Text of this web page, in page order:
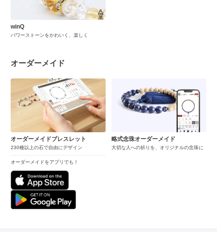
winQ
パワーストーンをかわいく、楽しく
オーダーメイド
オーダーメイドブレスレット
230種以上の石で自由にデザイン
オーダーメイドをアプリでも！
略式念珠オーダーメイド
大切な人への祈りを、オリジナルの念珠に